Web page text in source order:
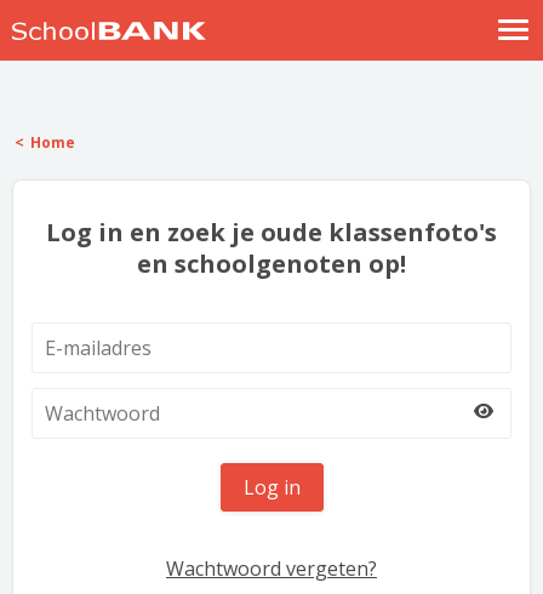
Help
Home
Log in en zoek je oude klassenfoto's
en schoolgenoten op!
Log in
Wachtwoord vergeten?